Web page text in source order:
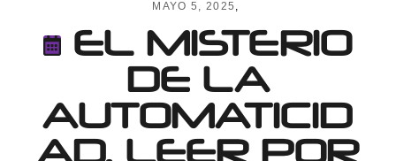
MAYO 5, 2025
EL MISTERIO
DE LA
AUTOMATICID
AD. LEER POR